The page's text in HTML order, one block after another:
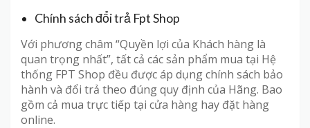
Chính sách đổi trả Fpt Shop
Với phương châm “Quyền lợi của Khách hàng là
quan trọng nhất”, tất cả các sản phẩm mua tại Hệ
thống FPT Shop đều được áp dụng chính sách bảo
hành và đổi trả theo đúng quy định của Hãng. Bao
gồm cả mua trực tiếp tại cửa hàng hay đặt hàng
online.